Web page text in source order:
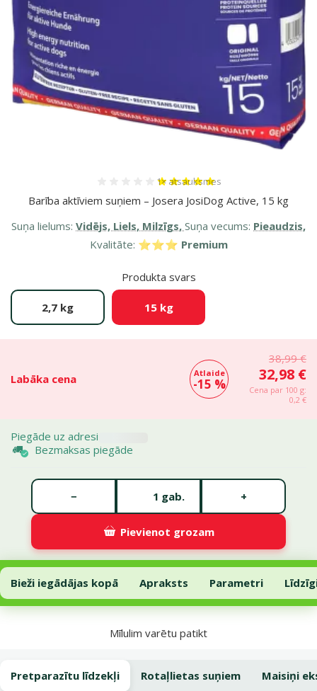
Barība aktīviem suņiem – Josera JosiDog Active, 15 kg
Atsauksmes 100%, reitingu skaits:
1× atsauksmes
Suņa lielums: Vidējs, Liels, Milzīgs, Suņa vecums: Pieaudzis,
Kvalitāte: ⭐⭐⭐ Premium
Produkta svars
2,7 kg 15 kg
Labāka cena Atlaide
-15 %
38,99 €
32,98 €
Cena par 100 g:
0,2 €
Piegāde uz adresi
Bezmaksas piegāde
gab.
− +
Pievienot grozam
Barība aktīviem suņiem – Josera JosiDog Active, 15 kg
Pievienot grozam
Bieži iegādājas kopā Apraksts Parametri
Uz lapas sākumu
Mīlulim varētu patikt
Pretparazītu līdzekļi Rotaļlietas suņiem Maisiņi